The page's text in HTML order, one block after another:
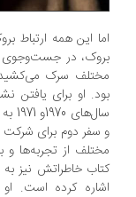
این همه ارتباط بروک
در جست‌وجوی تئاتری
سرک می‌کشید و در
او برای یافتن
سال‌های
دوم برای شرکت در
از تجربه‌ها و
خاطراتش نیز به
کرده است. او